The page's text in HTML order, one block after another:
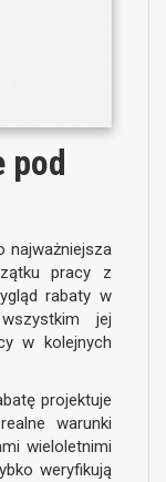
najważniejsza
pracy z
rabaty w
jej
w kolejnych
projektuje
warunki
wieloletnimi
weryfikują